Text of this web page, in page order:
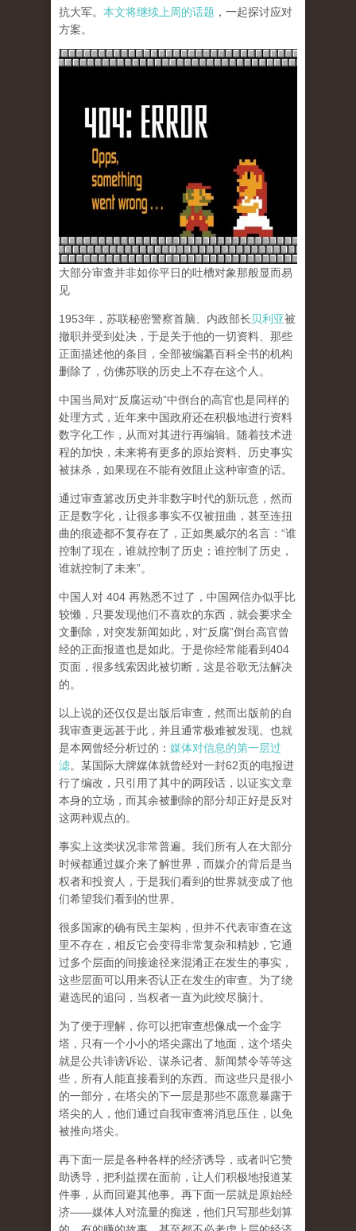
抗大军。 本文将继续上周的话题 ，一起探讨应对
方案。
大部分审查并非如你平日的吐槽对象那般显而易
见
1953年，苏联秘密警察首脑、内政部长贝利亚被
撤职并受到处决，于是关于他的一切资料、那些
正面描述他的条目，全部被编纂百科全书的机构
删除了，仿佛苏联的历史上不存在这个人。
中国当局对“反腐运动”中倒台的高官也是同样的
处理方式，近年来中国政府还在积极地进行资料
数字化工作，从而对其进行再编辑。随着技术进
程的加快，未来将有更多的原始资料、历史事实
被抹杀，如果现在不能有效阻止这种审查的话。
通过审查篡改历史并非数字时代的新玩意，然而
正是数字化，让很多事实不仅被扭曲，甚至连扭
曲的痕迹都不复存在了，正如奥威尔的名言：“谁
控制了现在，谁就控制了历史；谁控制了历史，
谁就控制了未来”。
中国人对 404 再熟悉不过了，中国网信办似乎比
较懒，只要发现他们不喜欢的东西，就会要求全
文删除，对突发新闻如此，对“反腐”倒台高官曾
经的正面报道也是如此。于是你经常能看到404
页面， 很多线索因此被切断，这是谷歌无法解决
的。
以上说的还仅仅是出版后审查，然而出版前的自
我审查更远甚于此，并且通常极难被发现。 也就
是本网曾经分析过的： 媒体对信息的第一层过
滤。某国际大牌媒体就曾经对一封62页的电报进
行了编改，只引用了其中的两段话，以证实文章
本身的立场，而其余被删除的部分却正好是反对
这两种观点的。
事实上这类状况非常普遍。我们所有人在大部分
时候都通过媒介来了解世界，而媒介的背后是当
权者和投资人，于是我们看到的世界就变成了他
们希望我们看到的世界。
很多国家的确有民主架构，但并不代表审查在这
里不存在，相反它会变得非常复杂和精妙，它通
过多个层面的间接途径来混淆正在发生的事实，
这些层面可以用来否认正在发生的审查。为了绕
避选民的追问，当权者一直为此绞尽脑汁。
为了便于理解，你可以把审查想像成一个金字
塔，只有一个小小的塔尖露出了地面，这个塔尖
就是公共诽谤诉讼、谋杀记者、新闻禁令等等这
些，所有人能直接看到的东西。而这些只是很小
的一部分，在塔尖的下一层是那些不愿意暴露于
塔尖的人，他们通过自我审查将消息压住，以免
被推向塔尖。
再下面一层是各种各样的经济诱导，或者叫它赞
助诱导，把利益摆在面前，让人们积极地报道某
件事，从而回避其他事。再下面一层就是原始经
济——媒体人对流量的痴迷，他们只写那些划算